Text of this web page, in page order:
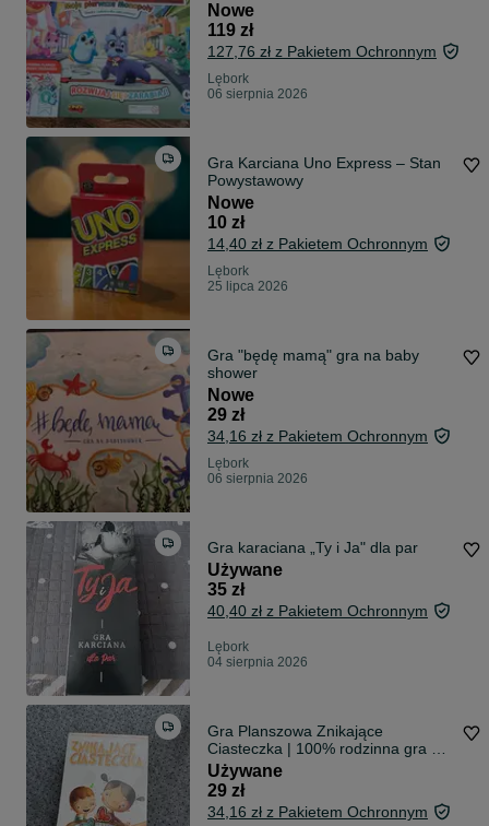
Nowe
119 zł
127,76 zł z Pakietem Ochronnym
Lębork
06 sierpnia 2026
Gra Karciana Uno Express – Stan
Powystawowy
Nowe
10 zł
14,40 zł z Pakietem Ochronnym
Lębork
25 lipca 2026
Gra "będę mamą" gra na baby
shower
Nowe
29 zł
34,16 zł z Pakietem Ochronnym
Lębork
06 sierpnia 2026
Gra karaciana „Ty i Ja" dla par
Używane
35 zł
40,40 zł z Pakietem Ochronnym
Lębork
04 sierpnia 2026
Gra Planszowa Znikające
Ciasteczka | 100% rodzinna gra na
refleks &%
Używane
29 zł
34,16 zł z Pakietem Ochronnym